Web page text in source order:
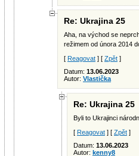
Re: Ukrajina 25
Aha, na východ se
režimem od února 2014
[ Reagovat ] [ Zpět ]
Datum: 13.06.2023
Autor: Vlastička
Re: Ukrajina 25
Byli to Ukrajinci
[ Reagovat ] [ Zpět ]
Datum: 13.06.2023
Autor: kenny8